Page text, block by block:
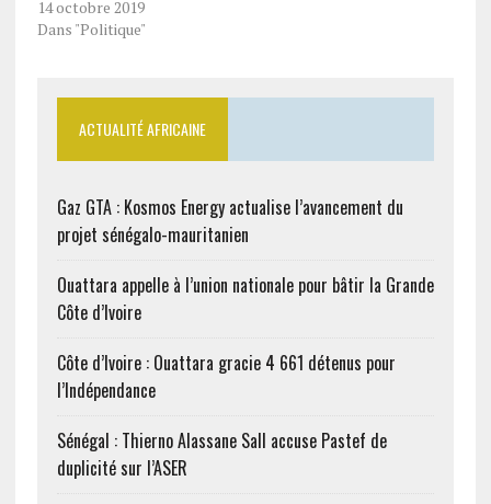
14 octobre 2019
Dans "Politique"
ACTUALITÉ AFRICAINE
Gaz GTA : Kosmos Energy actualise l’avancement du
projet sénégalo-mauritanien
Ouattara appelle à l’union nationale pour bâtir la Grande
Côte d’Ivoire
Côte d’Ivoire : Ouattara gracie 4 661 détenus pour
l’Indépendance
Sénégal : Thierno Alassane Sall accuse Pastef de
duplicité sur l’ASER